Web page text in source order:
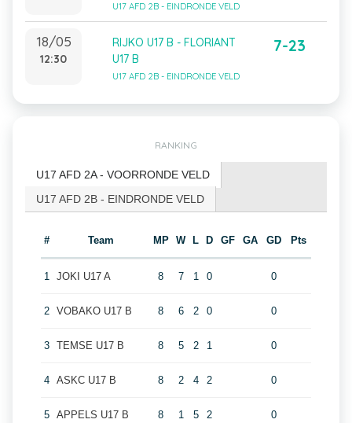
U17 AFD 2B - EINDRONDE VELD
18/05
12:30
RIJKO U17 B - FLORIANT
U17 B
U17 AFD 2B - EINDRONDE VELD
7-23
RANKING
U17 AFD 2A - VOORRONDE VELD
U17 AFD 2B - EINDRONDE VELD
# Team MP W L D GF GA GD Pts
1 JOKI U17 A 8 7 1 0 0
2 VOBAKO U17 B 8 6 2 0 0
3 TEMSE U17 B 8 5 2 1 0
4 ASKC U17 B 8 2 4 2 0
5 APPELS U17 B 8 1 5 2 0